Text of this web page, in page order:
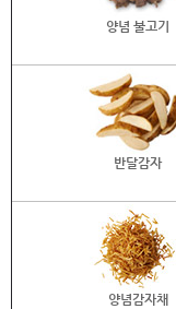
양념 불고기
반달감자
양념감자채